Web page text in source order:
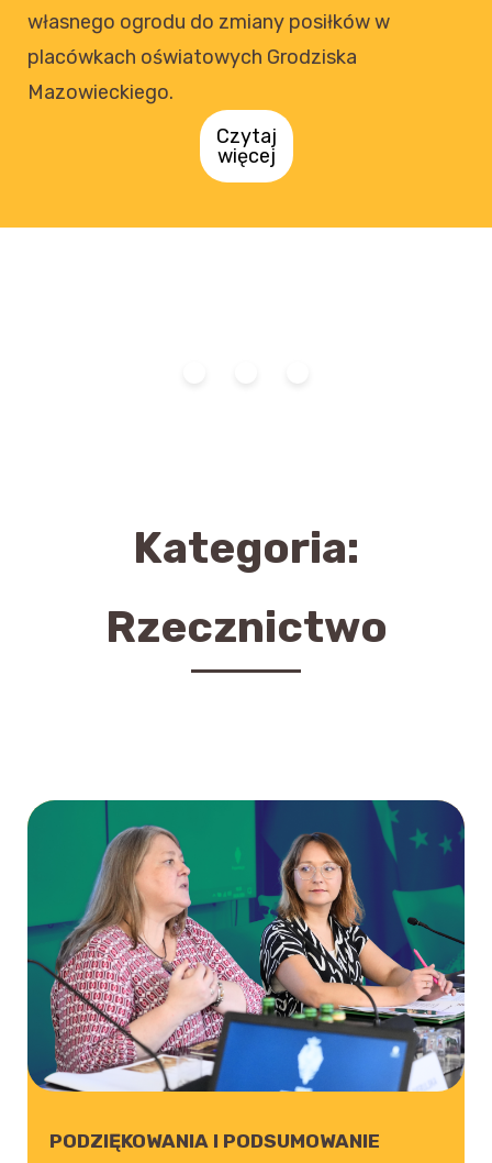
własnego ogrodu do zmiany posiłków w
placówkach oświatowych Grodziska
Mazowieckiego.
Czytaj
więcej
Kategoria:
Rzecznictwo
PODZIĘKOWANIA I PODSUMOWANIE